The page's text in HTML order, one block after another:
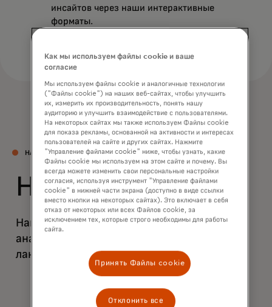
инсайтов через наши интерактивные
форматы.
НАША КОМАНДА
Наши эксперты
Наша глобальная команда экономистов
анализирует макроэкономический
ландшафт через призму потребителя.
Как мы используем файлы cookie и ваше
согласие
Мы используем файлы cookie и аналогичные технологии
("Файлы cookie") на наших веб-сайтах, чтобы улучшить
их, измерить их производительность, понять нашу
аудиторию и улучшить взаимодействие с пользователями.
На некоторых сайтах мы также используем Файлы cookie
для показа рекламы, основанной на активности и интересах
пользователей на сайте и других сайтах. Нажмите
"Управление файлами cookie" ниже, чтобы узнать, какие
Файлы cookie мы используем на этом сайте и почему. Вы
всегда можете изменить свои персональные настройки
согласия, используя инструмент "Управление файлами
cookie" в нижней части экрана (доступно в виде ссылки
вместо кнопки на некоторых сайтах). Это включает в себя
отказ от некоторых или всех Файлов cookie, за
исключением тех, которые строго необходимы для работы
сайта.
Принять Файлы cookie
Отклонить все